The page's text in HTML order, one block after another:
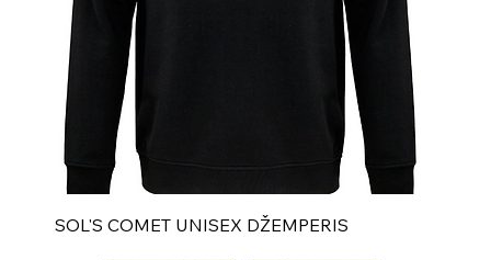
SOL'S COMET UNISEX DŽEMPERIS